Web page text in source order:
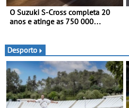
O Suzuki S-Cross completa 20
anos e atinge as 750 000
Desporto